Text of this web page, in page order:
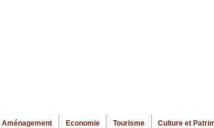
Aménagement Economie Tourisme Culture et